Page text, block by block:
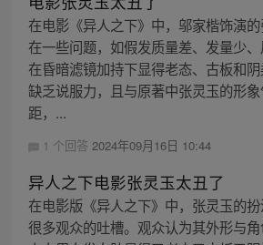
在电影《异人之下》中，邬家楷饰演
在一些问题，如假发质量差、发量少、
在昏暗滤镜加持下显得老态、古板和
缺乏说服力，且与原著中张灵玉的形
距，...
1 个回答 2024年09月16日 10:44
异人之下电影张灵玉太丑了
在电影版《异人之下》中，张灵玉的
很多观众的吐槽。观众认为其外形与